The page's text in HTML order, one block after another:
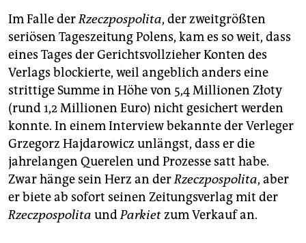
Im Falle derRzeczpospolita, der zweitgrößten
seriösen Tageszeitung Polens, kam es so weit, dass
eines Tages der Gerichtsvollzieher Konten des
Verlags blockierte, weil angeblich anders eine
strittige Summe in Höhe von 5,4 Millionen Złoty
(rund 1,2 Millionen Euro) nicht gesichert werden
konnte. In einem Interview bekannte der Verleger
Grzegorz Hajdarowicz unlängst, dass er die
jahrelangen Querelen und Prozesse satt habe.
Zwar hänge sein Herz an derRzeczpospolita, aber
er biete ab sofort seinen Zeitungsverlag mit der
Rzeczpospolita undParkietzum Verkauf an.